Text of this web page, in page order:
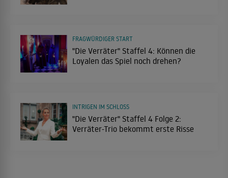
"Die Verräter" Staffel 4: Können die
Loyalen das Spiel noch drehen?
FRAGWÜRDIGER START
"Die Verräter" Staffel 4 Folge 2:
Verräter-Trio bekommt erste Risse
INTRIGEN IM SCHLOSS